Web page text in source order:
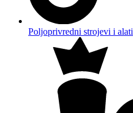
Poljoprivredni strojevi i alati